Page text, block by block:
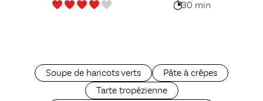
30 min
Soupe de haricots verts
Pâte à crêpes
Tarte tropézienne